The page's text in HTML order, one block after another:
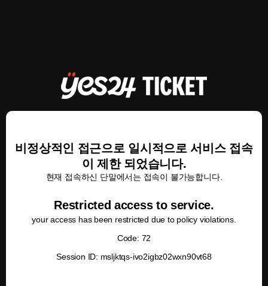
비정상적인 접근으로 일시적으로 서비스 접속
이 제한 되었습니다.
현재 접속하신 단말에서는 접속이 불가능합니다.
Restricted access to service.
your access has been restricted due to policy violations.
Code: 72
Session ID: msljktqs-ivo2igbz02wxn90vt68